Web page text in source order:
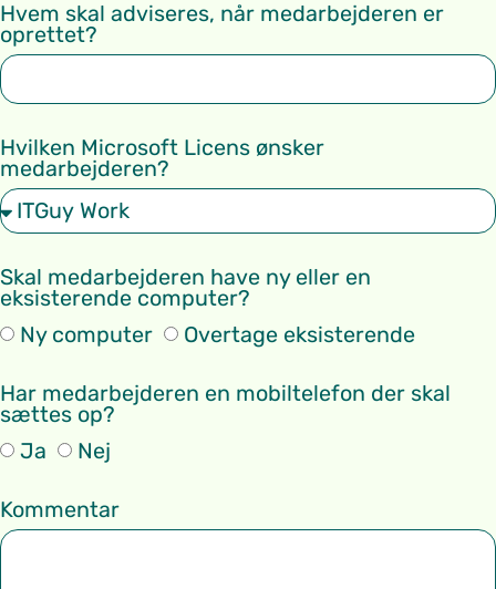
Hvem skal adviseres, når medarbejderen er
oprettet?
Hvilken Microsoft Licens ønsker
medarbejderen?
Skal medarbejderen have ny eller en
eksisterende computer?
Ny computer
Overtage eksisterende
Har medarbejderen en mobiltelefon der skal
sættes op?
Ja
Nej
Kommentar